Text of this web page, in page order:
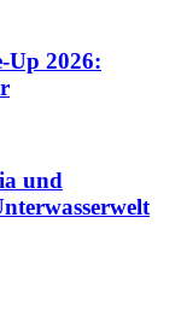
Up 2026:
und